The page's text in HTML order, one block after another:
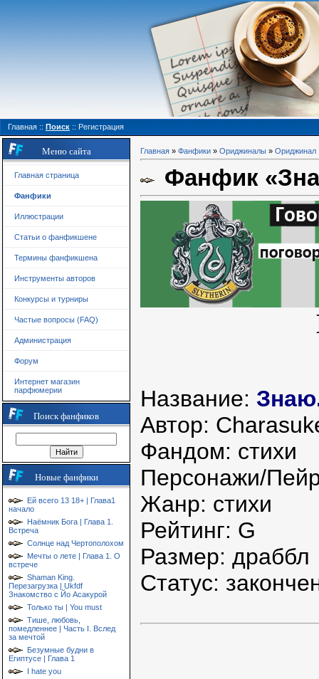
Главная :: Поиск :: Регистрация
Меню сайта
Главная страница
Фанфики
Иллюстрации
Статьи о фанфикшене
Термины фанфикшена
Инструменты авторов
Конкурсы и турниры
Частые вопросы (FAQ)
Администрация
Форум
Интернет магазин
парфюмерии
Поиск фанфиков
Новые фанфики
Ей всего 13 18+ | Глава1
начало
Наёмник Бога | Глава 1.
Встреча
Солнце над Чертополохом
Мечты о лете | Глава 1. О
встрече
Shaman King.
Перезагрузка | Ukfdf
Знакомство с Йо Асакурой
Только ты | You must
Тише, любовь,
помедленнее | Часть I. Вслед
за мечтой
Безумные будни в
Египтусе | Глава 1
I hate you
Главная » Фанфики » Ориджиналы » Ориджинал
Фанфик
Название:
Автор:
Фандом: стихи
Персонажи/
Жанр: стихи
Рейтинг: G
Размер: драббл
Статус: